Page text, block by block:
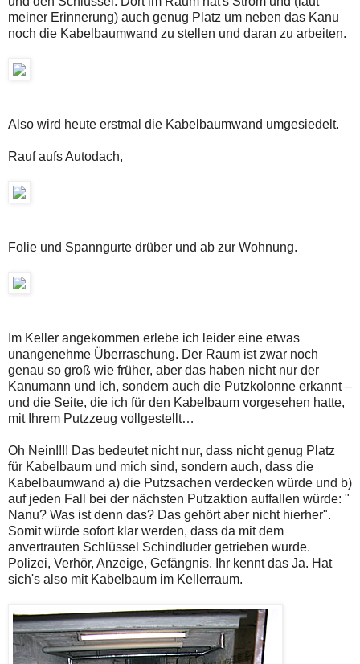
meiner Erinnerung) auch genug Platz um neben das Kanu
noch die Kabelbaumwand zu stellen und daran zu arbeiten.
Also wird heute erstmal die Kabelbaumwand umgesiedelt.
Rauf aufs Autodach,
Folie und Spanngurte drüber und ab zur Wohnung.
Im Keller angekommen erlebe ich leider eine etwas
unangenehme Überraschung. Der Raum ist zwar noch
genau so groß wie früher, aber das haben nicht nur der
Kanumann und ich, sondern auch die Putzkolonne erkannt –
und die Seite, die ich für den Kabelbaum vorgesehen hatte,
mit Ihrem Putzzeug vollgestellt…
Oh Nein!!!! Das bedeutet nicht nur, dass nicht genug Platz
für Kabelbaum und mich sind, sondern auch, dass die
Kabelbaumwand a) die Putzsachen verdecken würde und b)
auf jeden Fall bei der nächsten Putzaktion auffallen würde: "
Nanu? Was ist denn das? Das gehört aber nicht hierher".
Somit würde sofort klar werden, dass da mit dem
anvertrauten Schlüssel Schindluder getrieben wurde.
Polizei, Verhör, Anzeige, Gefängnis. Ihr kennt das Ja. Hat
sich's also mit Kabelbaum im Kellerraum.